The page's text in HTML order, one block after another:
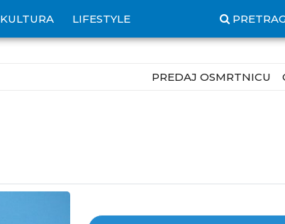
KULTURA LIFESTYLE
PREDAJ OSMRTNICU